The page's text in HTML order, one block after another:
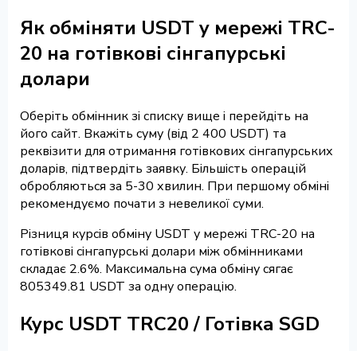
Як обміняти USDT у мережі TRC-
20 на готівкові сінгапурські
долари
Оберіть обмінник зі списку вище і перейдіть на
його сайт. Вкажіть суму (від 2 400 USDT) та
реквізити для отримання готівкових сінгапурських
доларів, підтвердіть заявку. Більшість операцій
обробляються за 5-30 хвилин. При першому обміні
рекомендуємо почати з невеликої суми.
Різниця курсів обміну USDT у мережі TRC-20 на
готівкові сінгапурські долари між обмінниками
складає 2.6%. Максимальна сума обміну сягає
805349.81 USDT за одну операцію.
Курс USDT TRC20 / Готівка SGD